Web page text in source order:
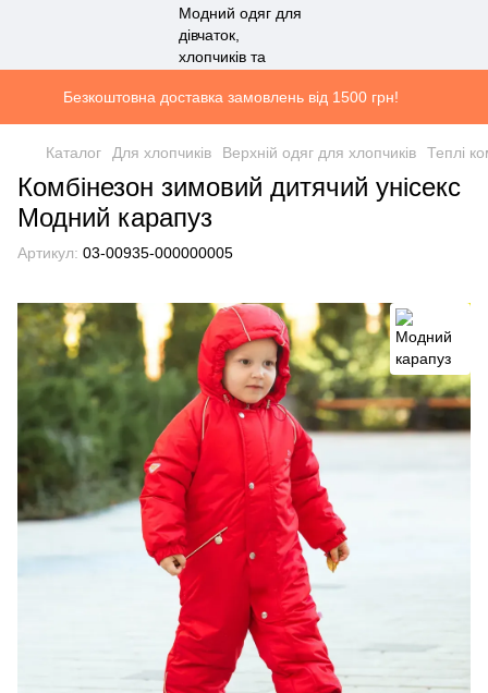
Безкоштовна доставка замовлень від 1500 грн!
Каталог Для хлопчиків Верхній одяг для хлопчиків Теплі
Комбінезон зимовий дитячий унісекс
Модний карапуз
Артикул: 03-00935-000000005